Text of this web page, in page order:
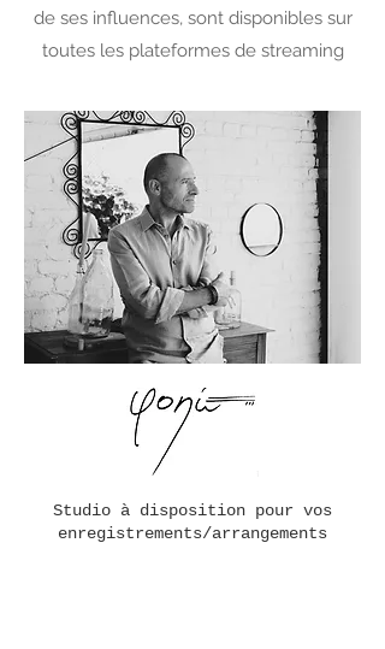
de ses influences, sont disponibles sur
toutes les plateformes de streaming
Studio à disposition pour vos
enregistrements/arrangements